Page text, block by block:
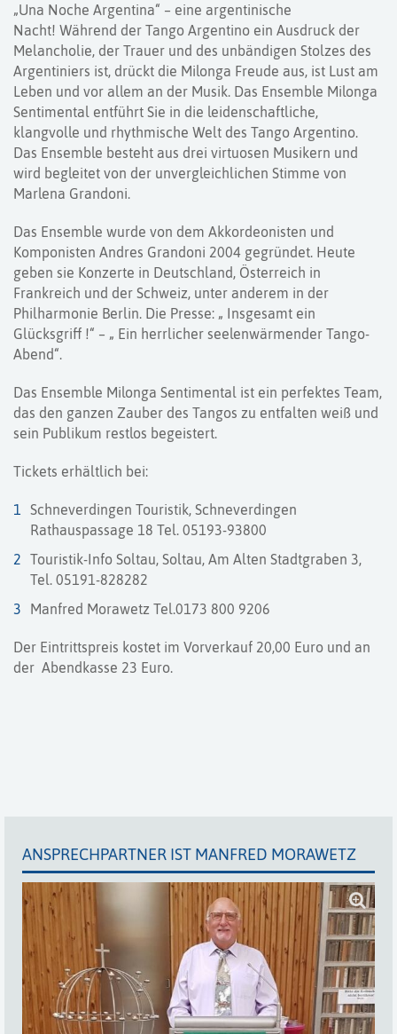
„Una Noche Argentina“ – eine argentinische
Nacht! Während der Tango Argentino ein Ausdruck der
Melancholie, der Trauer und des unbändigen Stolzes des
Argentiniers ist, drückt die Milonga Freude aus, ist Lust am
Leben und vor allem an der Musik. Das Ensemble Milonga
Sentimental entführt Sie in die leidenschaftliche,
klangvolle und rhythmische Welt des Tango Argentino.
Das Ensemble besteht aus drei virtuosen Musikern und
wird begleitet von der unvergleichlichen Stimme von
Marlena Grandoni.
Das Ensemble wurde von dem Akkordeonisten und
Komponisten Andres Grandoni 2004 gegründet. Heute
geben sie Konzerte in Deutschland, Österreich in
Frankreich und der Schweiz, unter anderem in der
Philharmonie Berlin. Die Presse: „ Insgesamt ein
Glücksgriff !“ – „ Ein herrlicher seelenwärmender Tango-
Abend“.
Das Ensemble Milonga Sentimental ist ein perfektes Team,
das den ganzen Zauber des Tangos zu entfalten weiß und
sein Publikum restlos begeistert.
Tickets erhältlich bei:
Schneverdingen Touristik, Schneverdingen
Rathauspassage 18 Tel. 05193-93800
Touristik-Info Soltau, Soltau, Am Alten Stadtgraben 3,
Tel. 05191-828282
Manfred Morawetz Tel.0173 800 9206
Der Eintrittspreis kostet im Vorverkauf 20,00 Euro und an
der Abendkasse 23 Euro.
ANSPRECHPARTNER IST MANFRED MORAWETZ